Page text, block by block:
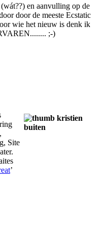
en aanvulling op de
door de meeste Ecstatic
wie het nieuw is denk ik
;-)
Site
’